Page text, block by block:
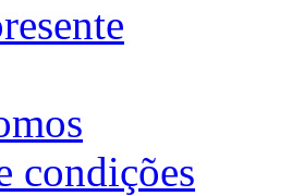
condições